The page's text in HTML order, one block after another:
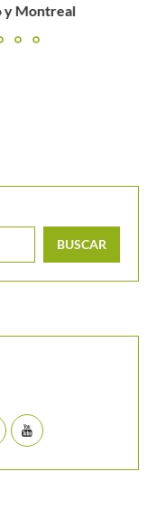
en Colombia
BUSCAR